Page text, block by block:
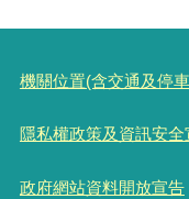
機關位置(含交通及停
隱私權政策及資訊安全
政府網站資料開放宣告